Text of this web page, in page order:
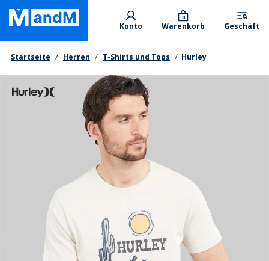
Skip
main
content
Primary departments
Konto Warenkorb
0
Geschäft
Brotkrumen
Startseite Herren T-Shirts und Tops Hurley